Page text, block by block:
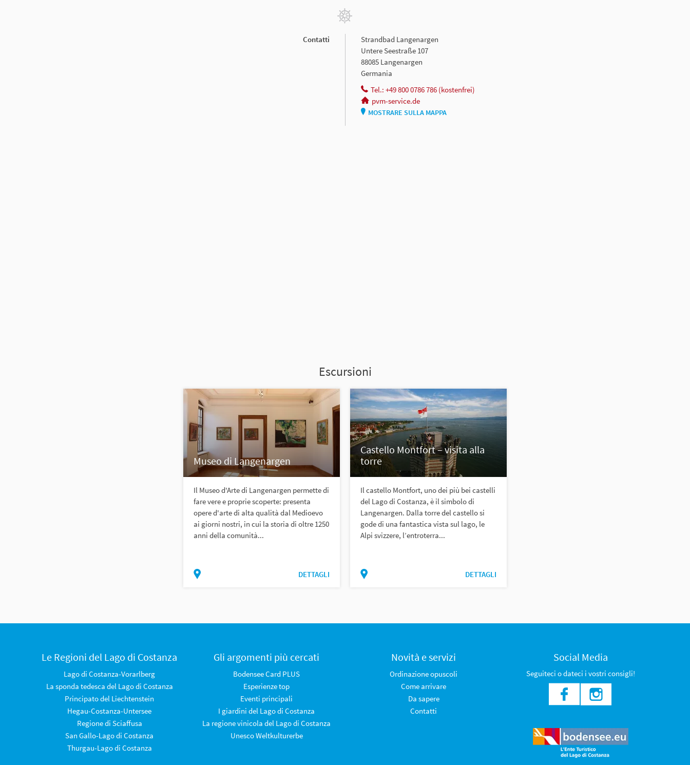
Contatti
Strandbad Langenargen
Untere Seestraße 107
88085 Langenargen
Germania
Tel.: +49 800 0786 786 (kostenfrei)
pvm-service.de
MOSTRARE SULLA MAPPA
Escursioni
Museo di Langenargen
Il Museo d'Arte di Langenargen permette di
fare vere e proprie scoperte: presenta
opere d'arte di alta qualità dal Medioevo
ai giorni nostri, in cui la storia di oltre 1250
anni della comunità...
DETTAGLI
Castello Montfort – visita alla
torre
Il castello Montfort, uno dei più bei castelli
del Lago di Costanza, è il simbolo di
Langenargen. Dalla torre del castello si
gode di una fantastica vista sul lago, le
Alpi svizzere, l’entroterra...
DETTAGLI
Le Regioni del Lago di Costanza
Lago di Costanza-Vorarlberg
La sponda tedesca del Lago di Costanza
Principato del Liechtenstein
Hegau-Costanza-Untersee
Regione di Sciaffusa
San Gallo-Lago di Costanza
Thurgau-Lago di Costanza
Gli argomenti più cercati
Bodensee Card PLUS
Esperienze top
Eventi principali
I giardini del Lago di Costanza
La regione vinicola del Lago di Costanza
Unesco Weltkulturerbe
Novità e servizi
Ordinazione opuscoli
Come arrivare
Da sapere
Contatti
Social Media
Seguiteci o dateci i vostri consigli!